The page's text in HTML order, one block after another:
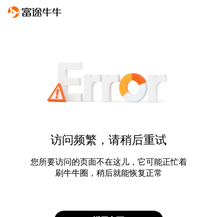
访问频繁，请稍后重试
您所要访问的页面不在这儿，它可能正忙着
刷牛牛圈，稍后就能恢复正常